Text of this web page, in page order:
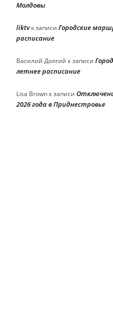
Молдовы
liktvк записи Городские
расписание
Василий Долгий к записи
летнее расписание
Lisa Brown к записи
2026 года в Приднестровье